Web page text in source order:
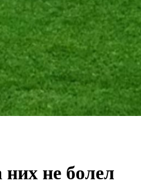
не болел